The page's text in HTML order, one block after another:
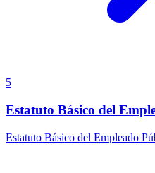
5
Estatuto Básico del
Estatuto Básico del Empleado